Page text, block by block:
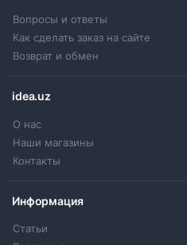
Вопросы и ответы
Как сделать заказ на сайте
Возврат и обмен
idea.uz
О нас
Наши магазины
Контакты
Информация
Статьи